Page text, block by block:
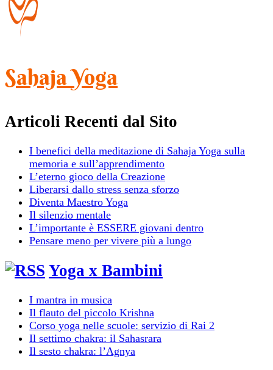
Sahaja Yoga
Articoli Recenti dal Sito
I benefici della meditazione di Sahaja Yoga sulla
memoria e sull’apprendimento
L’eterno gioco della Creazione
Liberarsi dallo stress senza sforzo
Diventa Maestro Yoga
Il silenzio mentale
L’importante è ESSERE giovani dentro
Pensare meno per vivere più a lungo
Yoga x Bambini
I mantra in musica
Il flauto del piccolo Krishna
Corso yoga nelle scuole: servizio di Rai 2
Il settimo chakra: il Sahasrara
Il sesto chakra: l’Agnya